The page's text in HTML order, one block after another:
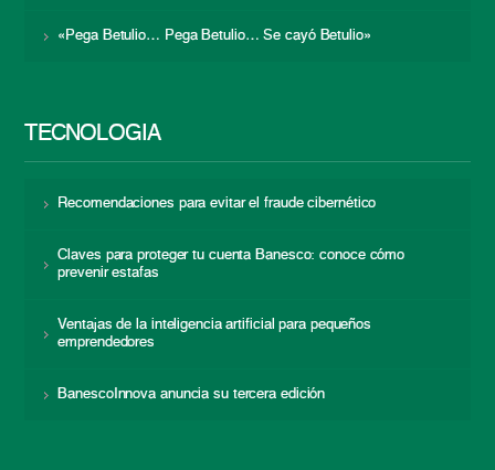
«Pega Betulio… Pega Betulio… Se cayó Betulio»
TECNOLOGÍA
Recomendaciones para evitar el fraude cibernético
Claves para proteger tu cuenta Banesco: conoce cómo
prevenir estafas
Ventajas de la inteligencia artificial para pequeños
emprendedores
BanescoInnova anuncia su tercera edición